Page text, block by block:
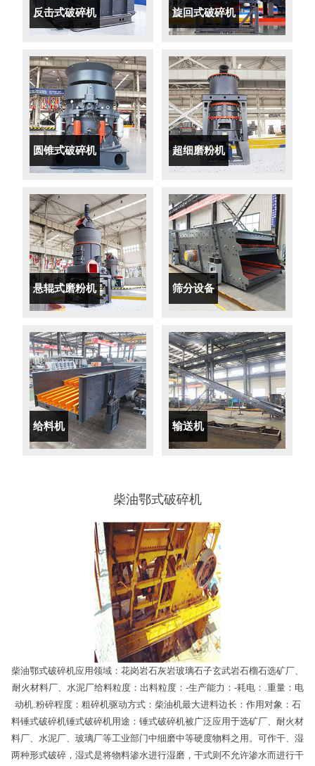
反击式破碎机 旋回式破碎机
圆锥式破碎机 超细磨粉机
悬辊式磨粉机 筛分设备
给料机 输送机
柴油鄂式破碎机
柴油鄂式破碎机应用领域：花岗岩石灰岩玻璃石子玄武岩石榴石选矿厂、
耐火材料厂、水泥厂给料粒度：出料粒度：-生产能力：-耗电：.重量：电
动机.粉碎程度：粗碎机驱动方式：柴油机最大进料边长：作用对象：石
料锤式破碎机锤式破碎机用途：锤式破碎机被广泛应用于选矿厂、耐火材
料厂、水泥厂、玻璃厂等工业部门中细磨中等硬度物料之用。可作干、湿
两种形式破碎，湿式是将物料渗水进行湿磨，干式则不允许渗水而进行干